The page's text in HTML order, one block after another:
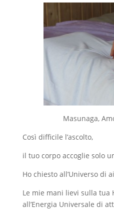
Masunaga,
Così difficile l’ascolto,
il tuo corpo accoglie solo
Ho chiesto all’Universo di
Le mie mani lievi sulla tua
all’Energia Universale di